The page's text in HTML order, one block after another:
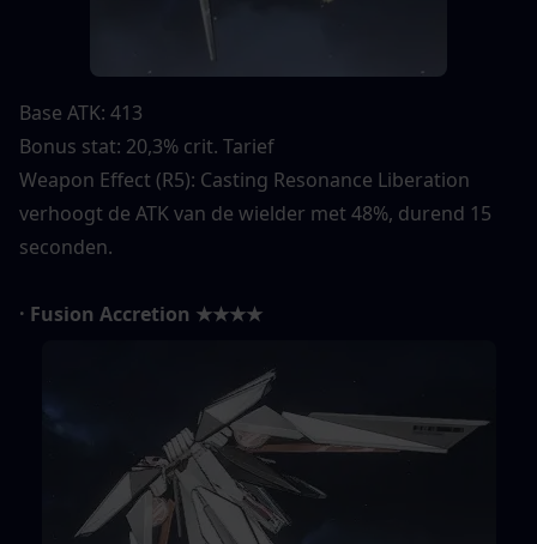
Base ATK: 413
Bonus stat: 20,3% crit. Tarief
Weapon Effect (R5): Casting Resonance Liberation
verhoogt de ATK van de wielder met 48%, durend 15
seconden.
· Fusion Accretion ★★★★